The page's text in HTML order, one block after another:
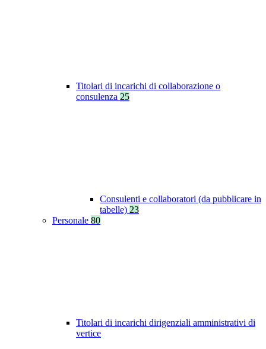
Titolari di incarichi di collaborazione o
consulenza 25
Consulenti e collaboratori (da pubblicare in
tabelle) 23
Personale 80
Titolari di incarichi dirigenziali amministrativi di
vertice